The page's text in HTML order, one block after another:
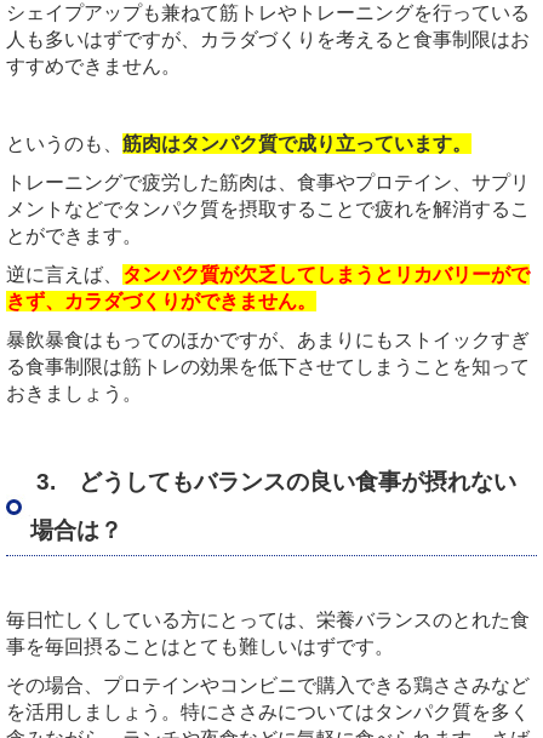
シェイプアップも兼ねて筋トレやトレーニングを行っている
人も多いはずですが、カラダづくりを考えると食事制限はお
すすめできません。
というのも、 筋肉はタンパク質で成り立っています。
トレーニングで疲労した筋肉は、食事やプロテイン、サプリ
メントなどでタンパク質を摂取することで疲れを解消するこ
とができます。
逆に言えば、 タンパク質が欠乏してしまうとリカバリーがで
きず、カラダづくりができません。
暴飲暴食はもってのほかですが、あまりにもストイックすぎ
る食事制限は筋トレの効果を低下させてしまうことを知って
おきましょう。
3. どうしてもバランスの良い食事が摂れない
場合は？
毎日忙しくしている方にとっては、栄養バランスのとれた食
事を毎回摂ることはとても難しいはずです。
その場合、プロテインやコンビニで購入できる鶏ささみなど
を活用しましょう。特にささみについてはタンパク質を多く